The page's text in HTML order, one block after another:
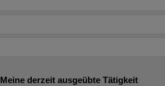
Meine derzeit ausgeübte Tätigkeit